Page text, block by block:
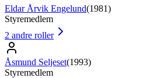
Eldar Årvik Engelund(1981)
Styremedlem
2 andre roller
Åsmund Seljeset(1993)
Styremedlem